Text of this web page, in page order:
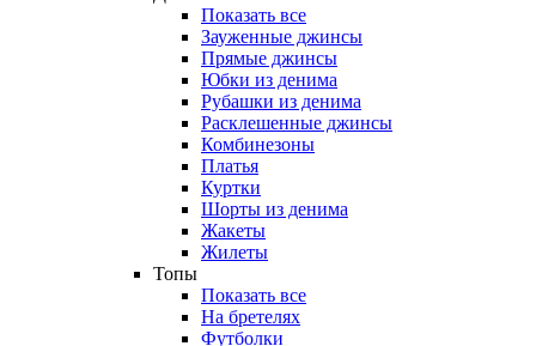
Показать все
Зауженные джинсы
Прямые джинсы
Юбки из денима
Рубашки из денима
Расклешенные джинсы
Комбинезоны
Платья
Куртки
Шорты из денима
Жакеты
Жилеты
Топы
Показать все
На бретелях
Футболки